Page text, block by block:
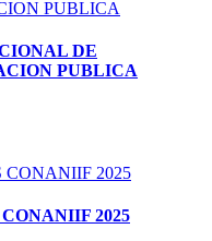
DE
PUBLICA
2025